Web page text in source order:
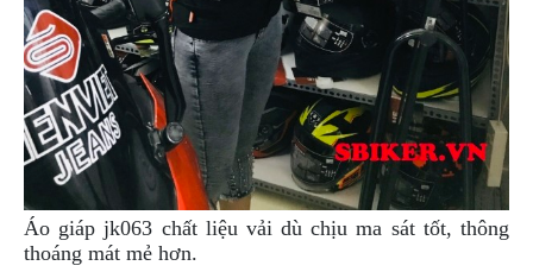
Áo giáp jk063 chất liệu vải dù chịu ma sát tốt, thông
thoáng mát mẻ hơn.